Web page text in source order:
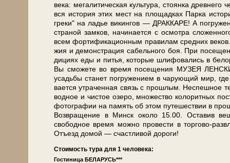
ве­ка: мегалитическая куль­ту­ра, стоянка
вся ис­то­рия этих мест на площадках Парка
греки" на ладье викингов — ДРАККАРЕ! А
стра­ной зам­ков, на­чи­на­ет­ся с осмот­ра
всем фортификационным правилам средних
жия и де­мон­стра­ция са­бель­но­го боя. При
ди­ци­ях еды и пи­тья, ко­то­рые шли­фо­ва­лись в
Вы смо­же­те во вре­мя по­се­ще­ния МУЗЕЯ
усадь­бы ста­нет по­гру­же­ни­ем в ча­ру­ю­щий мир,
ва­ет­ся утра­чен­ная связь с про­шлым. Не­спеш­ное
вод­ное и чи­стое озе­ро, мно­же­ство ко­ло­рит­ных
фо­то­гра­фии на па­мять об этом пу­те­ше­ствии в
Воз­вра­ще­ние в Минск око­ло 15.00. Оста­вив
свободное вре­мя мож­но про­ве­сти в торгово-
Отъ­езд до­мой — счаст­ли­вой до­ро­ги!
Стоимость тура для 1 человека:
Гостиница БЕЛАРУСЬ***